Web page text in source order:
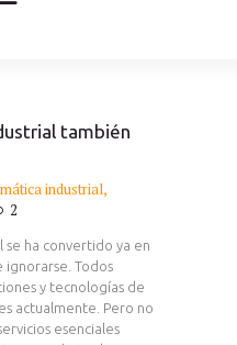
también
industrial,
2
se ha convertido ya en
Todos
y tecnologías de
actualmente. Pero no
esenciales